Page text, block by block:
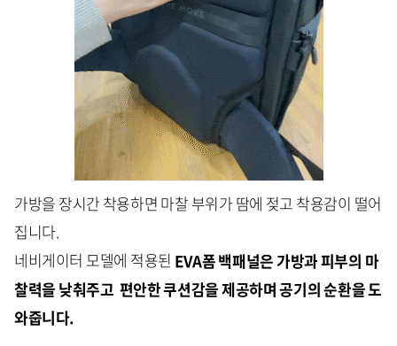
가방을 장시간 착용하면 마찰 부위가 땀에 젖고 착용감이 떨어
집니다.
네비게이터 모델에 적용된 EVA폼 백패널은가방과 피부의 마
찰력을 낮춰주고 편안한 쿠션감을 제공하며 공기의 순환을 도
와줍니다.